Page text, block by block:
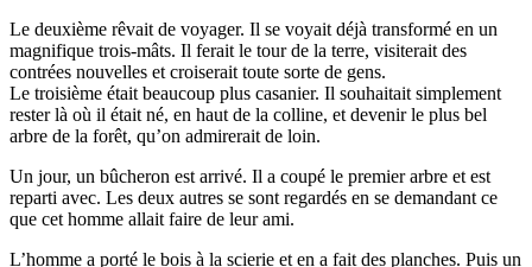
Le deuxième rêvait de voyager. Il se voyait déjà transformé en un
magnifique trois-mâts. Il ferait le tour de la terre, visiterait des
contrées nouvelles et croiserait toute sorte de gens.
Le troisième était beaucoup plus casanier. Il souhaitait simplement
rester là où il était né, en haut de la colline, et devenir le plus bel
arbre de la forêt, qu’on admirerait de loin.
Un jour, un bûcheron est arrivé. Il a coupé le premier arbre et est
reparti avec. Les deux autres se sont regardés en se demandant ce
que cet homme allait faire de leur ami.
L’homme a porté le bois à la scierie et en a fait des planches. Puis un